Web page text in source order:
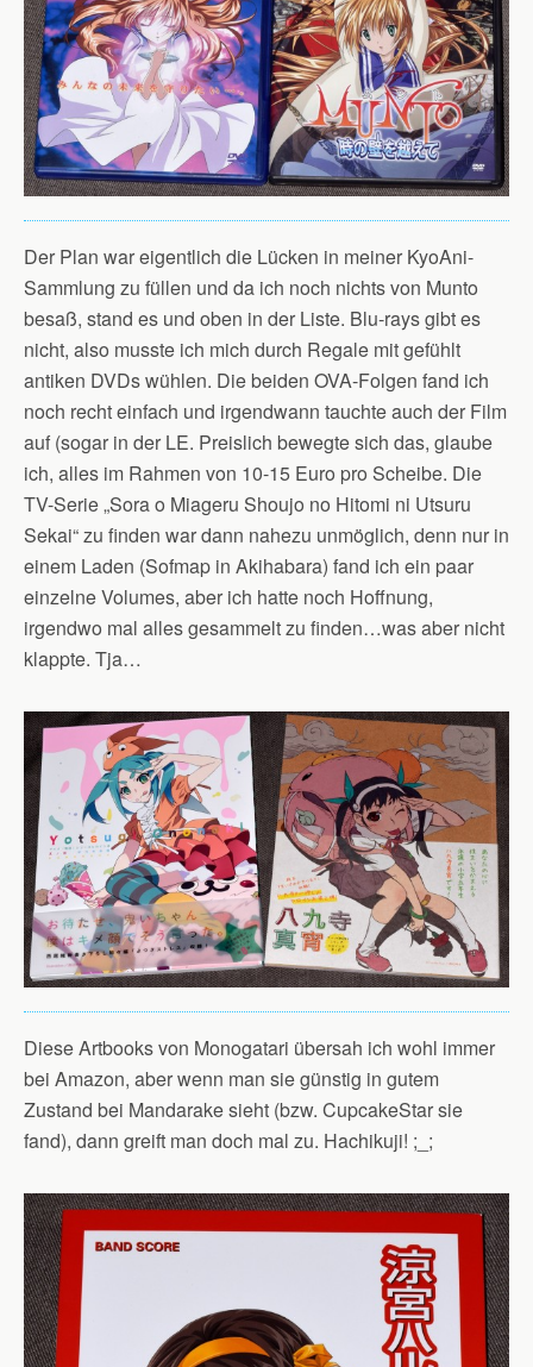
Der Plan war eigentlich die Lücken in meiner KyoAni-
Sammlung zu füllen und da ich noch nichts von Munto
besaß, stand es und oben in der Liste. Blu-rays gibt es
nicht, also musste ich mich durch Regale mit gefühlt
antiken DVDs wühlen. Die beiden OVA-Folgen fand ich
noch recht einfach und irgendwann tauchte auch der Film
auf (sogar in der LE. Preislich bewegte sich das, glaube
ich, alles im Rahmen von 10-15 Euro pro Scheibe. Die
TV-Serie „Sora o Miageru Shoujo no Hitomi ni Utsuru
Sekai“ zu finden war dann nahezu unmöglich, denn nur in
einem Laden (Sofmap in Akihabara) fand ich ein paar
einzelne Volumes, aber ich hatte noch Hoffnung,
irgendwo mal alles gesammelt zu finden…was aber nicht
klappte. Tja…
Diese Artbooks von Monogatari übersah ich wohl immer
bei Amazon, aber wenn man sie günstig in gutem
Zustand bei Mandarake sieht (bzw. CupcakeStar sie
fand), dann greift man doch mal zu. Hachikuji! ;_;